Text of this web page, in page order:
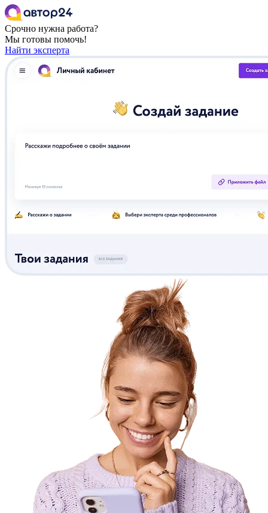
Срочно нужна работа?
Мы готовы помочь!
Найти эксперта